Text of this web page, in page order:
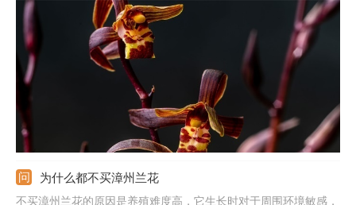
阳光：它喜欢散光，夏季一定要进行遮光，避免强光晒伤，冬季则
要放到阳光直射的位置。
为什么都不买漳州兰花
不买漳州兰花的原因是养殖难度高，它生长时对于周围环境敏感，